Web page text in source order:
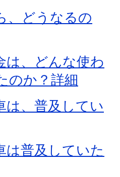
、どうなるの
は、どんな使わ
のか？詳細
は、普及してい
は普及していた